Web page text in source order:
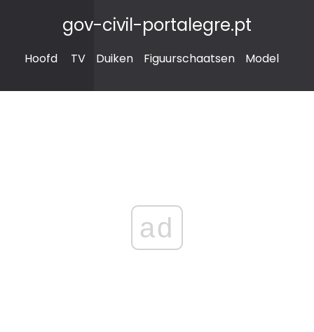
gov-civil-portalegre.pt
Hoofd TV Duiken Figuurschaatsen Model
ad